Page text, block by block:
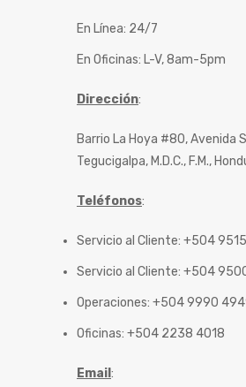
En Línea: 24/7
En Oficinas: L-V, 8am-5pm
Dirección:
Barrio La Hoya #80, Avenida
Tegucigalpa, M.D.C., F.M.,
Teléfonos:
Servicio al Cliente: +504
Servicio al Cliente: +504
Operaciones: +504 9990
Oficinas: +504 2238 4018
Email :